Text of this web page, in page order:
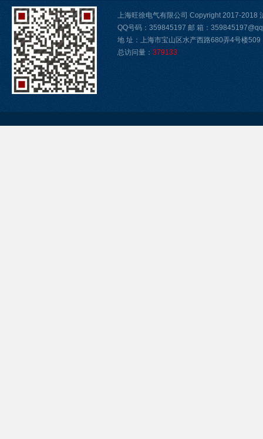
上海旺徐电气有限公司 Copyright 2017-2018
QQ号码：359845197 邮 箱：
地 址：上海市宝山区水产西路680弄4号楼509
总访问量： 379133